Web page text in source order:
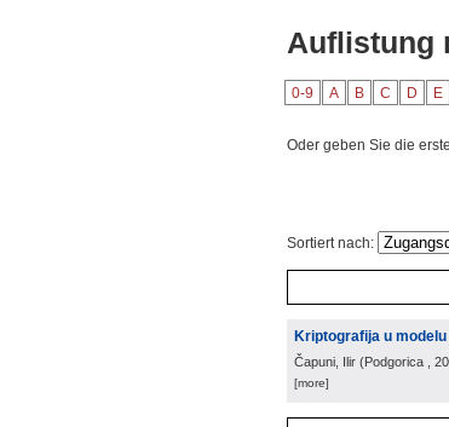
Auflistung
0-9 A B C D E
Oder geben Sie die
Sortiert nach:
Kriptografija u
Čapuni, Ilir (Podgorica ,
[more]